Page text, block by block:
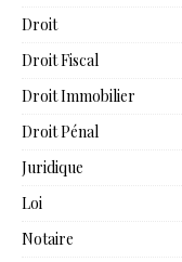
Droit
Droit Fiscal
Droit Immobilier
Droit Pénal
Juridique
Loi
Notaire